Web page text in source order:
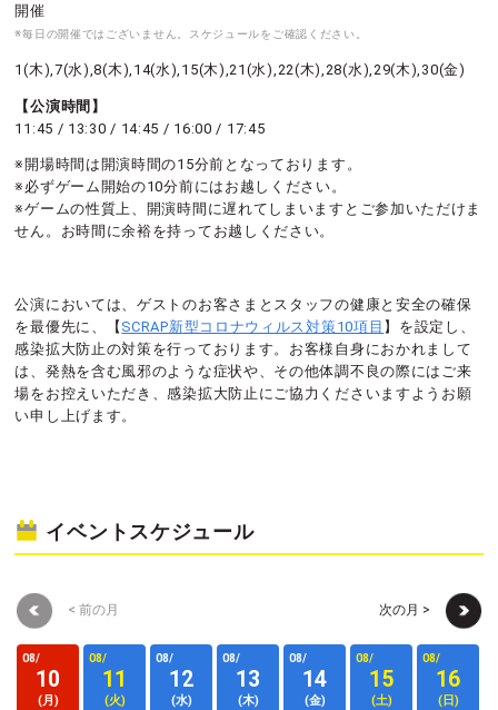
開催
※毎日の開催ではございません。スケジュールをご確認ください。
1(木),7(水),8(木),14(水),15(木),21(水),22(木),28(水),29(木),30(金)
【公演時間】
11:45 / 13:30 / 14:45 / 16:00 / 17:45
※開場時間は開演時間の15分前となっております。
※必ずゲーム開始の10分前にはお越しください。
※ゲームの性質上、開演時間に遅れてしまいますとご参加いただけま
せん。お時間に余裕を持ってお越しください。
公演においては、ゲストのお客さまとスタッフの健康と安全の確保
を最優先に、【 SCRAP新型コロナウィルス対策10項目 】を設定し、
感染拡大防止の対策を行っております。お客様自身におかれまして
は、発熱を含む風邪のような症状や、その他体調不良の際にはご来
場をお控えいただき、感染拡大防止にご協力くださいますようお願
い申し上げます。
イベントスケジュール
< 前の月 次の月 >
08/
10
(月)
08/
11
(火)
08/
12
(水)
08/
13
(木)
08/
14
(金)
08/
15
(土)
08/
16
(日)